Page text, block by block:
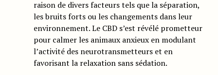
raison de divers facteurs tels que la séparation,
les bruits forts ou les changements dans leur
environnement. Le CBD s’est révélé prometteur
pour calmer les animaux anxieux en modulant
l’activité des neurotransmetteurs et en
favorisant la relaxation sans sédation.